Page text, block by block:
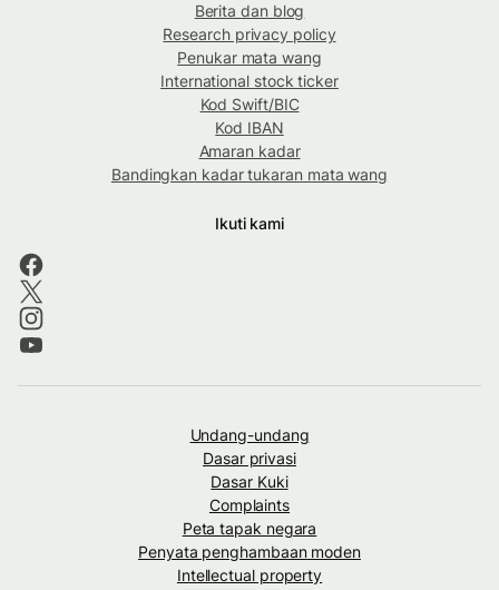
Berita dan blog
Research privacy policy
Penukar mata wang
International stock ticker
Kod Swift/BIC
Kod IBAN
Amaran kadar
Bandingkan kadar tukaran mata wang
Ikuti kami
Undang-undang
Dasar privasi
Dasar Kuki
Complaints
Peta tapak negara
Penyata penghambaan moden
Intellectual property